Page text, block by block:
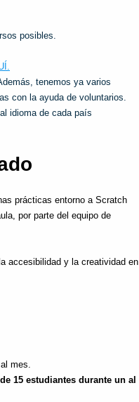
posibles.
tenemos ya varios
con la ayuda de voluntarios.
idioma de cada país
prácticas entorno a Scratch
por parte del equipo de
accesibilidad y la creatividad en
mes.
15 estudiantes durante un al